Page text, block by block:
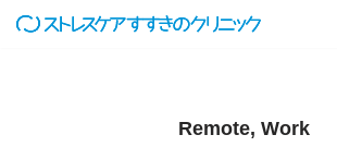
Remote, Work